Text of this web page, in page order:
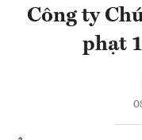
Công ty
phạt